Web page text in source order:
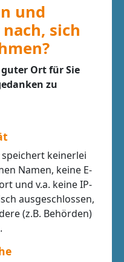
und
sich
Ort für Sie
zu
keinerlei
Namen, keine E-
und v.a. keine IP-
ausgeschlossen,
(z.B. Behörden)